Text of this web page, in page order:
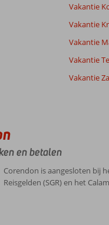
(NL) (17)
Vakantie
Vakantie
Vakantie
Vakantie
Vakantie
en betalen
Corendon is aangesloten bij
Reisgelden (SGR) en het